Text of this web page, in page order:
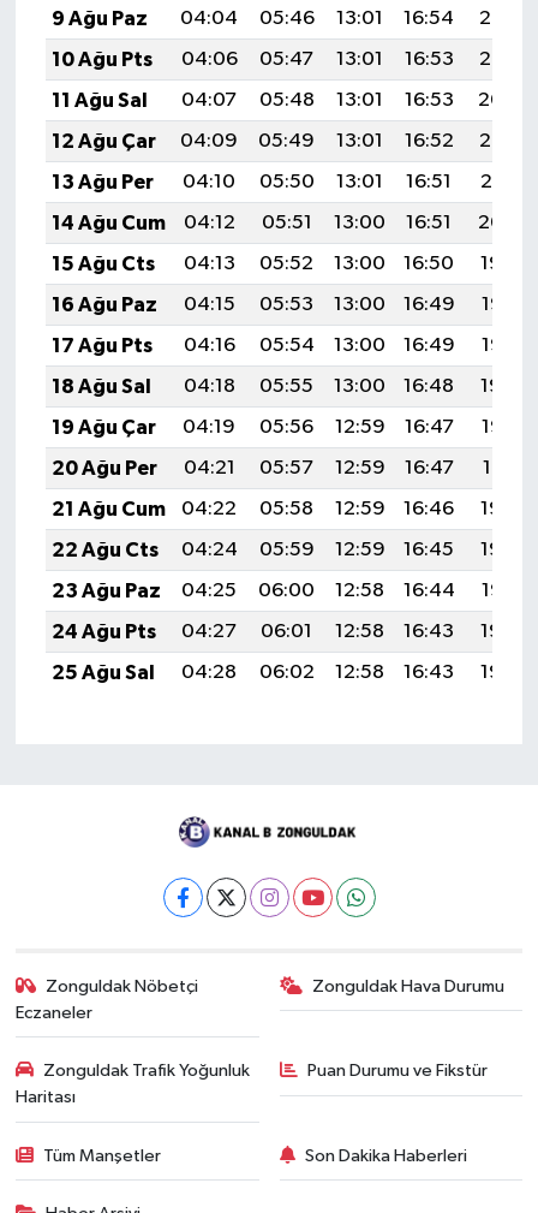
9 Ağu Paz
04:04 05:46 13:01 16:54
20:07
10 Ağu Pts
04:06 05:47 13:01 16:53
20:05
11 Ağu Sal
04:07 05:48 13:01 16:53
20:04
12 Ağu Çar
04:09 05:49 13:01 16:52
20:03
13 Ağu Per
04:10 05:50 13:01 16:51
20:01
14 Ağu Cum
04:12 05:51 13:00 16:51
20:00
15 Ağu Cts
04:13 05:52 13:00 16:50
19:59
16 Ağu Paz
04:15 05:53 13:00 16:49
19:57
17 Ağu Pts
04:16 05:54 13:00 16:49
19:56
18 Ağu Sal
04:18 05:55 13:00 16:48
19:54
19 Ağu Çar
04:19 05:56 12:59 16:47
19:53
20 Ağu Per
04:21 05:57 12:59 16:47
19:51
21 Ağu Cum
04:22 05:58 12:59 16:46
19:50
22 Ağu Cts
04:24 05:59 12:59 16:45
19:48
23 Ağu Paz
04:25 06:00 12:58 16:44
19:47
24 Ağu Pts
04:27 06:01 12:58 16:43
19:45
25 Ağu Sal
04:28 06:02 12:58 16:43 19:44
Zonguldak Nöbetçi
Eczaneler
Zonguldak Hava Durumu
Zonguldak Trafik Yoğunluk
Haritası
Puan Durumu ve Fikstür
Tüm Manşetler Son Dakika Haberleri